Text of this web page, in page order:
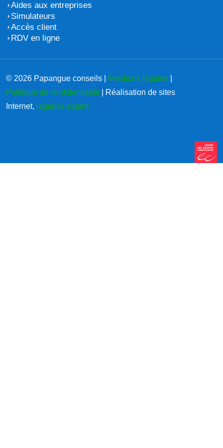
Aides aux entreprises
Simulateurs
Accès client
RDV en ligne
© 2026 Papangue conseils | Mentions légales
Politique de confidentialité | Réalisation de sites
Internet, lagence.expert